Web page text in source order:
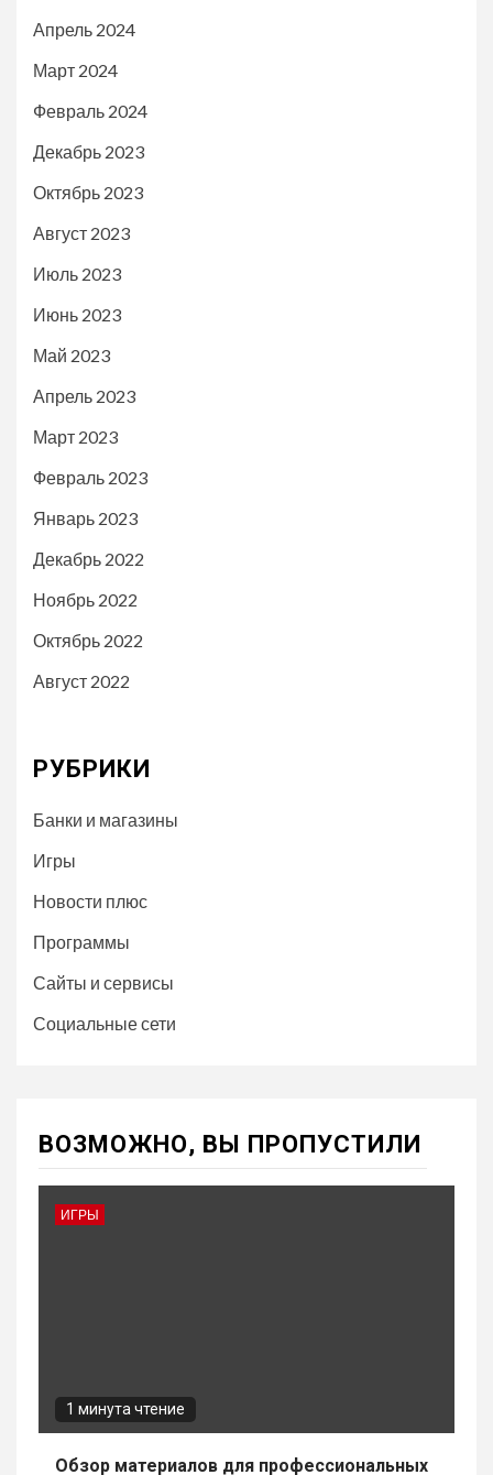
Апрель 2024
Март 2024
Февраль 2024
Декабрь 2023
Октябрь 2023
Август 2023
Июль 2023
Июнь 2023
Май 2023
Апрель 2023
Март 2023
Февраль 2023
Январь 2023
Декабрь 2022
Ноябрь 2022
Октябрь 2022
Август 2022
РУБРИКИ
Банки и магазины
Игры
Новости плюс
Программы
Сайты и сервисы
Социальные сети
ВОЗМОЖНО, ВЫ ПРОПУСТИЛИ
ИГРЫ
1 минута чтение
Обзор материалов для профессиональных